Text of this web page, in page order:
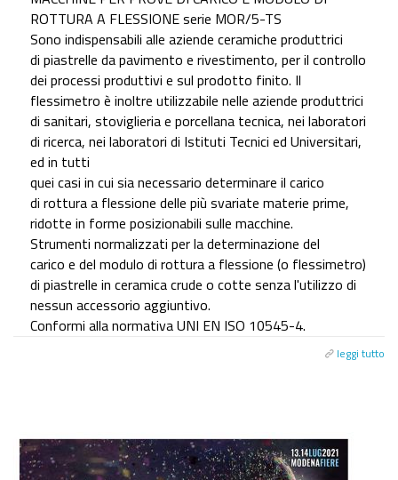
ROTTURA A FLESSIONE serie MOR/5-TS
Sono indispensabili alle aziende ceramiche produttrici
di piastrelle da pavimento e rivestimento, per il controllo
dei processi produttivi e sul prodotto finito. Il
flessimetro è inoltre utilizzabile nelle aziende produttrici
di sanitari, stoviglieria e porcellana tecnica, nei laboratori
di ricerca, nei laboratori di Istituti Tecnici ed Universitari,
ed in tutti
quei casi in cui sia necessario determinare il carico
di rottura a flessione delle più svariate materie prime,
ridotte in forme posizionabili sulle macchine.
Strumenti normalizzati per la determinazione del
carico e del modulo di rottura a flessione (o flessimetro)
di piastrelle in ceramica crude o cotte senza l'utilizzo di
nessun accessorio aggiuntivo.
Conformi alla normativa UNI EN ISO 10545-4.
leggi tutto